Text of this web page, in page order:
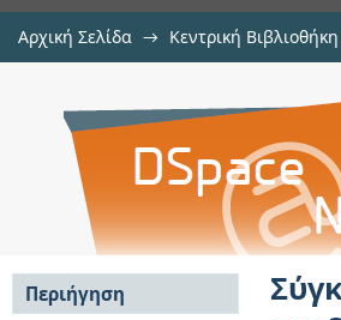
Αρχική Σελίδα → Κεντρική
Σύγκριση
πλαισίων
Περιήγηση